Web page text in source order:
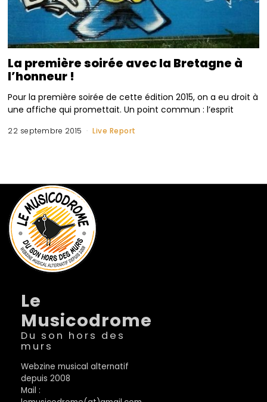
La première soirée avec la Bretagne à
l’honneur !
Pour la première soirée de cette édition 2015, on a eu droit à
une affiche qui promettait. Un point commun : l’esprit
22 septembre 2015 Live Report
Le
Musicodrome
Du son hors des
murs
Webzine musical alternatif
depuis 2008
Mail :